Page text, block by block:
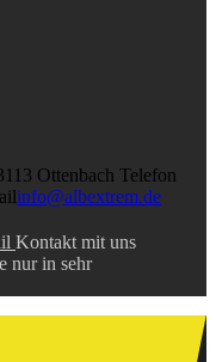
Ottenbach Telefon
info@albextrem.de
Kontakt mit uns
nur in sehr